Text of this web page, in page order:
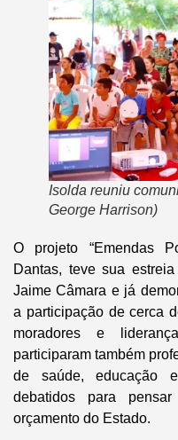
Isolda reuniu
George Harrison)
O projeto “Emendas
Dantas, teve sua
Jaime Câmara e já
a participação de cerca
moradores e
participaram também
de saúde, educação
debatidos para
orçamento do Estado.